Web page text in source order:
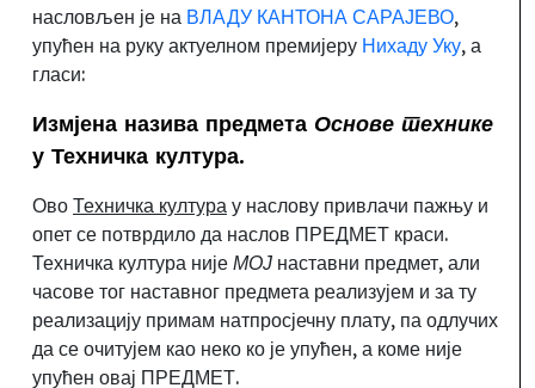
насловљен је на ВЛАДУ КАНТОНА САРАЈЕВО,
упућен на руку актуелном премијеру Нихаду Уку, а
гласи:
Измјена назива предмета Основе технике
у Техничка култура.
Ово Техничка култура у наслову привлачи пажњу и
опет се потврдило да наслов ПРЕДМЕТ краси.
Техничка култура није МОЈ наставни предмет, али
часове тог наставног предмета реализујем и за ту
реализацију примам натпросјечну плату, па одлучих
да се очитујем као неко ко је упућен, а коме није
упућен овај ПРЕДМЕТ.